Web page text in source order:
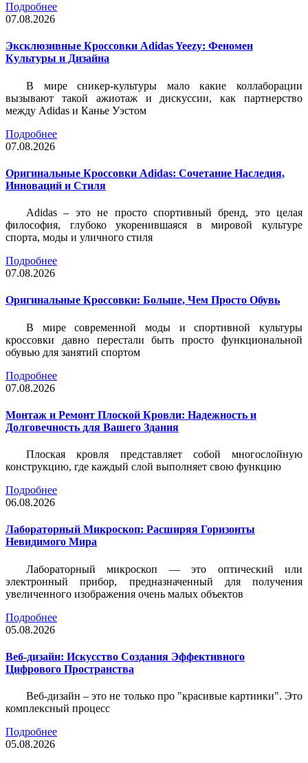
Подробнее
07.08.2026
Эксклюзивные Кроссовки Adidas Yeezy: Феномен
Культуры и Дизайна
В мире сникер-культуры мало какие коллаборации
вызывают такой ажиотаж и дискуссии, как партнерство
между Adidas и Канье Уэстом
Подробнее
07.08.2026
Оригинальные Кроссовки Adidas: Сочетание Наследия,
Инноваций и Стиля
Adidas – это не просто спортивный бренд, это целая
философия, глубоко укоренившаяся в мировой культуре
спорта, моды и уличного стиля
Подробнее
07.08.2026
Оригинальные Кроссовки: Больше, Чем Просто Обувь
В мире современной моды и спортивной культуры
кроссовки давно перестали быть просто функциональной
обувью для занятий спортом
Подробнее
07.08.2026
Монтаж и Ремонт Плоской Кровли: Надежность и
Долговечность для Вашего Здания
Плоская кровля представляет собой многослойную
конструкцию, где каждый слой выполняет свою функцию
Подробнее
06.08.2026
Лабораторный Микроскоп: Расширяя Горизонты
Невидимого Мира
Лабораторный микроскоп — это оптический или
электронный прибор, предназначенный для получения
увеличенного изображения очень малых объектов
Подробнее
05.08.2026
Веб-дизайн: Искусство Создания Эффективного
Цифрового Пространства
Веб-дизайн – это не только про "красивые картинки". Это
комплексный процесс
Подробнее
05.08.2026